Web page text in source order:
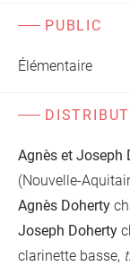
PUBLIC
Élémentaire
Agnès et Joseph
(Nouvelle-
Agnès Doherty
Joseph Doherty
clarinette basse,